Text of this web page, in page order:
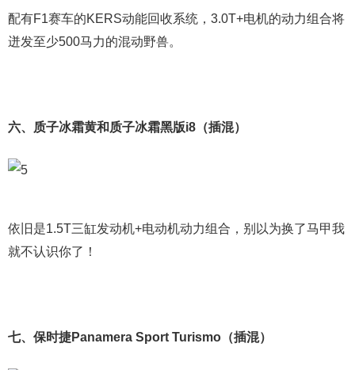
配有F1赛车的KERS动能回收系统，3.0T+电机的动力组合将
迸发至少500马力的混动野兽。
六、质子冰霜黄和质子冰霜黑版i8（插混）
依旧是1.5T三缸发动机+电动机动力组合，别以为换了马甲我
就不认识你了！
七、保时捷Panamera Sport Turismo（插混）